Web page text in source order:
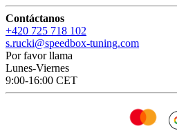
Contáctanos
+420 725 718 102
s.rucki@speedbox-tuning.com
Por favor llama
Lunes-Viernes
9:00-16:00 CET